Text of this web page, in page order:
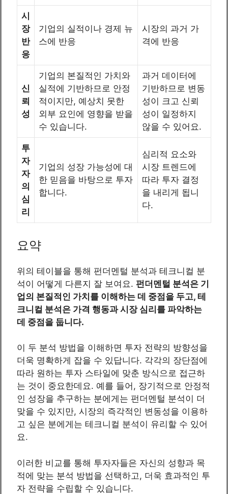
시
장
반
응
기업의 실적이나 경제 뉴
스에 반응
시장의 과거 가
격에 반응
신
뢰
성
기업의 본질적인 가치와
실적에 기반하므로 안정
적이지만, 예상치 못한
외부 요인에 영향을 받을
수 있습니다.
과거 데이터에
기반하므로 변동
성이 크고 신뢰
성이 일정하지
않을 수 있어요.
투
자
자
의
심
리
기업의 성장 가능성에 대
한 믿음을 바탕으로 투자
합니다.
심리적 요소와
시장 트렌드에
따라 투자 결정
을 내리게 됩니
다.
요약
위의 테이블을 통해 펀더멘털 분석과 테크니컬 분
석이 어떻게 다른지 잘 보여요. 펀더멘털 분석은 기
업의 본질적인 가치를 이해하는 데 중점을 두고, 테
크니컬 분석은 가격 행동과 시장 심리를 파악하는
데 중점을 둡니다.
이 두 분석 방법을 이해하면 투자 전략의 방향성을
더욱 명확하게 잡을 수 있답니다. 각각의 장단점에
따라 원하는 투자 스타일에 맞춘 방식으로 접근하
는 것이 중요한데요. 예를 들어, 장기적으로 안정적
인 성장을 추구하는 분에게는 펀더멘털 분석이 더
맞을 수 있지만, 시장의 즉각적인 변동성을 이용하
고 싶은 분에게는 테크니컬 분석이 유리할 수 있어
요.
이러한 비교를 통해 투자자들은 자신의 성향과 목
적에 맞는 분석 방법을 선택하고, 더욱 효과적인 투
자 전략을 수립할 수 있습니다.